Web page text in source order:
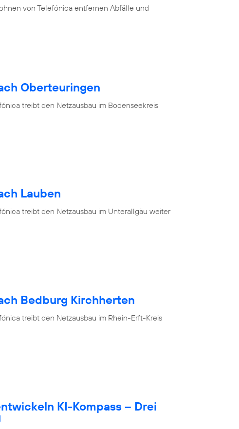
von Telefónica entfernen Abfälle und
Oberteuringen
treibt den Netzausbau im Bodenseekreis
Lauben
treibt den Netzausbau im Unterallgäu weiter
Bedburg Kirchherten
treibt den Netzausbau im Rhein-Erft-Kreis
KI-Kompass – Drei